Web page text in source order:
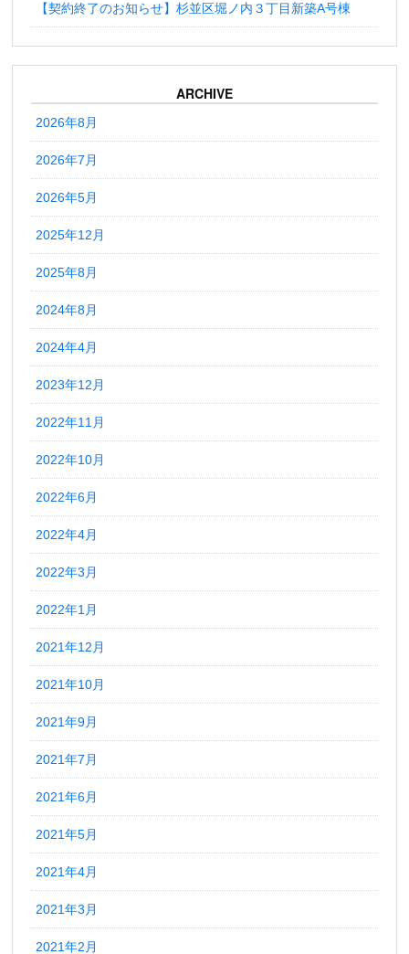
【契約終了のお知らせ】杉並区堀ノ内３丁目新築A号棟
ARCHIVE
2026年8月
2026年7月
2026年5月
2025年12月
2025年8月
2024年8月
2024年4月
2023年12月
2022年11月
2022年10月
2022年6月
2022年4月
2022年3月
2022年1月
2021年12月
2021年10月
2021年9月
2021年7月
2021年6月
2021年5月
2021年4月
2021年3月
2021年2月